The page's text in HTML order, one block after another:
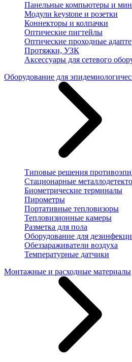
Панельные компьютеры и
Модули keystone и розетки
Коннекторы и колпачки
Оптические пигтейлы
Оптические проходные
Протяжки, УЗК
Аксессуары для сетевого
Оборудование для
Типовые решения
Стационарные
Биометрические терминалы
Пирометры
Портативные тепловизоры
Тепловизионные камеры
Разметка для пола
Оборудование для
Обеззараживатели воздуха
Температурные датчики
Монтажные и расходные материалы